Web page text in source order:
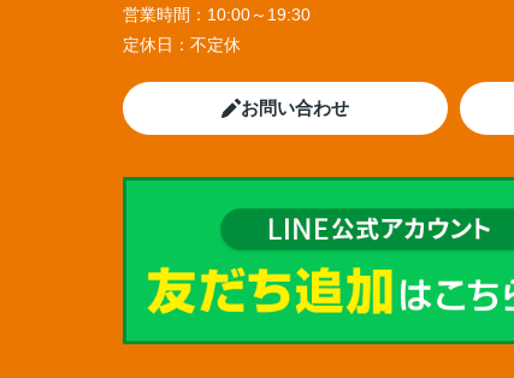
営業時間： 10:00～19:30
定休日： 不定休
お問い合わせ